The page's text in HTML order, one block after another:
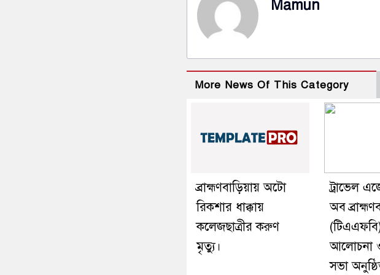
Mamun
More News Of This Category
ব্রাহ্মণবাড়িয়ায় অটো
রিকশার ধাক্কায়
কলেজছাত্রীর করুণ
মৃত্যু।
ট্রাভেল
অব
আলোচনা
সভা